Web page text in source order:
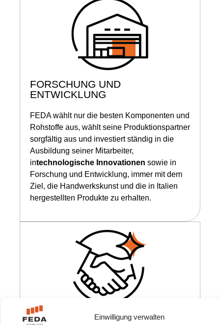
Einwilligung verwalten
FORSCHUNG UND
ENTWICKLUNG
FEDA wählt nur die besten Komponenten und
Rohstoffe aus, wählt seine Produktionspartner
sorgfältig aus und investiert ständig in die
Ausbildung seiner Mitarbeiter,
intechnologische Innovationen sowie in
Forschung und Entwicklung, immer mit dem
Ziel, die Handwerkskunst und die in Italien
hergestellten Produkte zu erhalten.
ENGAGIERTE BERATUNG